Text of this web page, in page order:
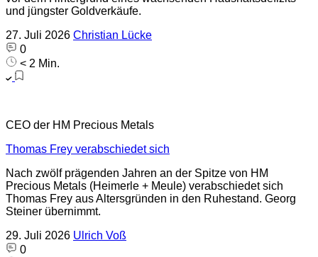
und jüngster Goldverkäufe.
27. Juli 2026 Christian Lücke
0
< 2 Min.
CEO der HM Precious Metals
Thomas Frey verabschiedet sich
Nach zwölf prägenden Jahren an der Spitze von HM
Precious Metals (Heimerle + Meule) verabschiedet sich
Thomas Frey aus Altersgründen in den Ruhestand. Georg
Steiner übernimmt.
29. Juli 2026 Ulrich Voß
0